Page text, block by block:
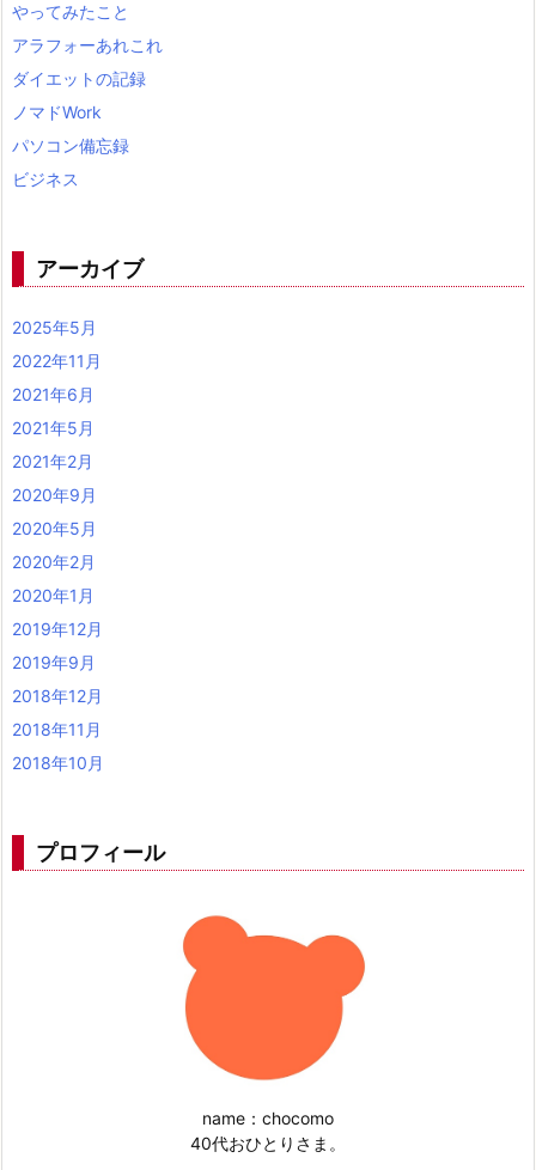
やってみたこと
アラフォーあれこれ
ダイエットの記録
ノマドWork
パソコン備忘録
ビジネス
アーカイブ
2025年5月
2022年11月
2021年6月
2021年5月
2021年2月
2020年9月
2020年5月
2020年2月
2020年1月
2019年12月
2019年9月
2018年12月
2018年11月
2018年10月
プロフィール
name：chocomo
40代おひとりさま。